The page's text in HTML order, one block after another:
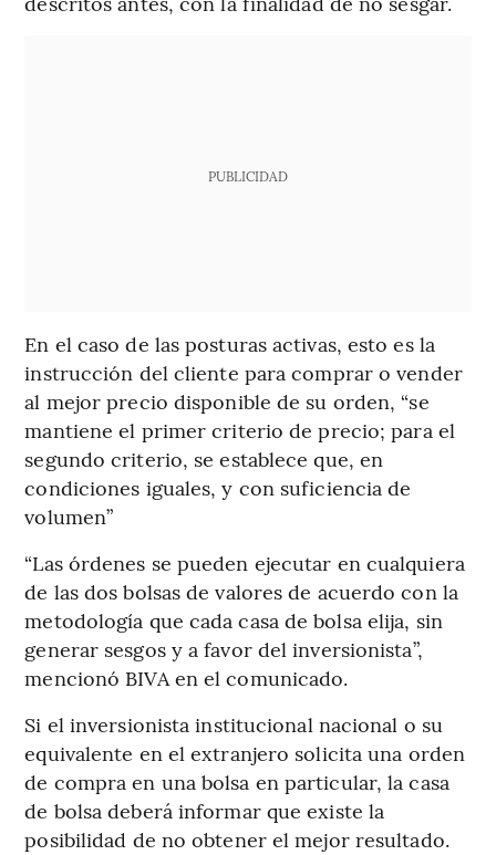
PUBLICIDAD
En el caso de las posturas activas, esto es la
instrucción del cliente para comprar o vender
al mejor precio disponible de su orden, “se
mantiene el primer criterio de precio; para el
segundo criterio, se establece que, en
condiciones iguales, y con suficiencia de
volumen”
“Las órdenes se pueden ejecutar en cualquiera
de las dos bolsas de valores de acuerdo con la
metodología que cada casa de bolsa elija, sin
generar sesgos y a favor del inversionista”,
mencionó BIVA en el comunicado.
Si el inversionista institucional nacional o su
equivalente en el extranjero solicita una orden
de compra en una bolsa en particular, la casa
de bolsa deberá informar que existe la
posibilidad de no obtener el mejor resultado.